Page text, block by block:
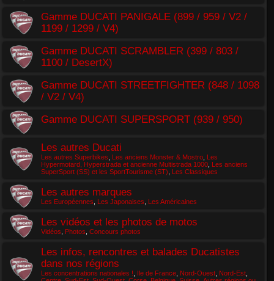
Gamme DUCATI PANIGALE (899 / 959 / V2 /
1199 / 1299 / V4)
Gamme DUCATI SCRAMBLER (399 / 803 /
1100 / DesertX)
Gamme DUCATI STREETFIGHTER (848 / 1098
/ V2 / V4)
Gamme DUCATI SUPERSPORT (939 / 950)
Les autres Ducati
Les autres Superbikes Les anciens Monster & Mostro Les
Hypermotard, Hyperstrada et ancienne Multistrada 1000 Les anciens
SuperSport (SS) et les SportTourisme (ST)
Les Classiques
Les autres marques
Les Européennes Les Japonaises Les Américaines
Les vidéos et les photos de motos
Vidéos Photos Concours photos
Les infos, rencontres et balades Ducatistes
dans nos régions
Les concentrations nationales ! Ile de France Nord-Ouest Nord-Est